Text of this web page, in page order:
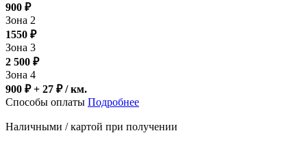
900 ₽
Зона 2
1550 ₽
Зона 3
2 500 ₽
Зона 4
900 ₽ + 27 ₽/ км.
Способы оплаты Подробнее
Наличными / картой при получении